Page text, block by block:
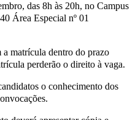
das 8h às 20h, no Campus
Área Especial nº 01
a matrícula dentro do prazo
perderão o direito à vaga.
o conhecimento dos